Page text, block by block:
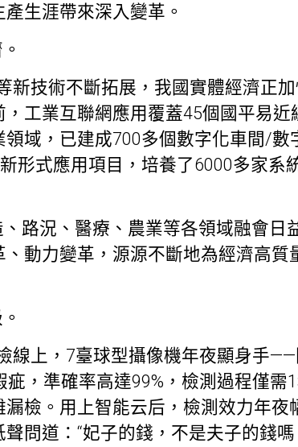
生涯帶來深入變革。
新技術不斷拓展，我國實體經濟正
工業互聯網應用覆蓋45個國平易近
域，已建成700多個數字化車間/數
形式應用項目，培養了6000多家系
、路況、醫療、農業等各領域融會日
動力變革，源源不斷地為經濟高質
線上，7臺球型攝像機年夜顯身手
，準確率高達99%，檢測過程僅需
檢。用上智能云后，檢測效力年夜
問道：“妃子的錢，不是夫子的錢